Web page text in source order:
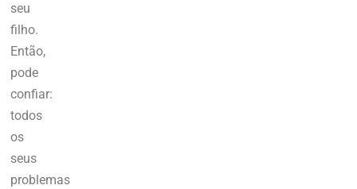
seu
filho.
Então,
pode
confiar:
todos
os
seus
problemas